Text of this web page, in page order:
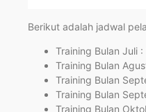
Berikut adalah jadwal
Training Bulan Juli
Training Bulan
Training Bulan
Training Bulan
Training Bulan